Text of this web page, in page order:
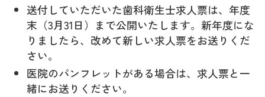
送付していただいた歯科衛生士求人票は、年度
末（3月31日）まで公開いたします。新年度にな
りましたら、改めて新しい求人票をお送りくだ
さい。
医院のパンフレットがある場合は、求人票と一
緒にお送りください。